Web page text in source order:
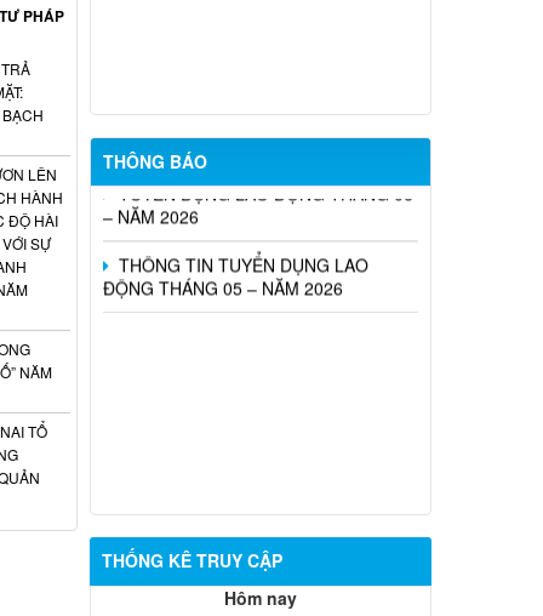
THÔNG BÁO
07 năm 2026
TUYỂN DỤNG LAO ĐỘNG THÁNG 06
– NĂM 2026
THÔNG TIN TUYỂN DỤNG LAO
ĐỘNG THÁNG 05 – NĂM 2026
THỐNG KÊ TRUY CẬP
Hôm nay
PHÁP
LÊN
HÀNH
ĐỘ HÀI
SỰ
NĂM
TỔ